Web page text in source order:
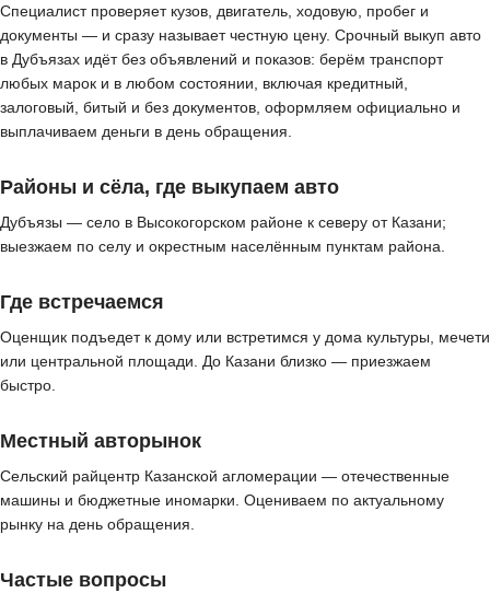
Специалист проверяет кузов, двигатель, ходовую, пробег и
документы — и сразу называет честную цену. Срочный выкуп авто
в Дубъязах идёт без объявлений и показов: берём транспорт
любых марок и в любом состоянии, включая кредитный,
залоговый, битый и без документов, оформляем официально и
выплачиваем деньги в день обращения.
Районы и сёла, где выкупаем авто
Дубъязы — село в Высокогорском районе к северу от Казани;
выезжаем по селу и окрестным населённым пунктам района.
Где встречаемся
Оценщик подъедет к дому или встретимся у дома культуры, мечети
или центральной площади. До Казани близко — приезжаем
быстро.
Местный авторынок
Сельский райцентр Казанской агломерации — отечественные
машины и бюджетные иномарки. Оцениваем по актуальному
рынку на день обращения.
Частые вопросы